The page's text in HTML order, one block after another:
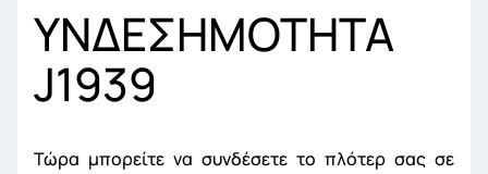
ΥΝΔΕΣΗΜΟΤΗΤΑ
J1939
Τώρα μπορείτε να συνδέσετε το πλότερ σας σε